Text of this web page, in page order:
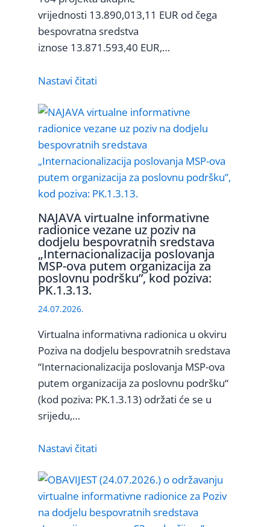
vrijednosti 13.890,013,11 EUR od čega
bespovratna sredstva
iznose 13.871.593,40 EUR,…
Nastavi čitati
NAJAVA virtualne informativne
radionice vezane uz poziv na
dodjelu bespovratnih sredstava
„Internacionalizacija poslovanja
MSP-ova putem organizacija za
poslovnu podršku”, kod poziva:
PK.1.3.13.
24.07.2026.
Virtualna informativna radionica u okviru
Poziva na dodjelu bespovratnih sredstava
“Internacionalizacija poslovanja MSP-ova
putem organizacija za poslovnu podršku“
(kod poziva: PK.1.3.13) održati će se u
srijedu,…
Nastavi čitati